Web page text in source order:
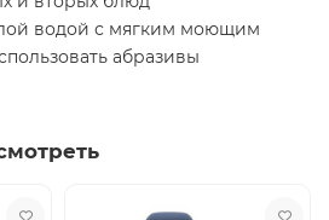
водой с мягким моющим
абразивы